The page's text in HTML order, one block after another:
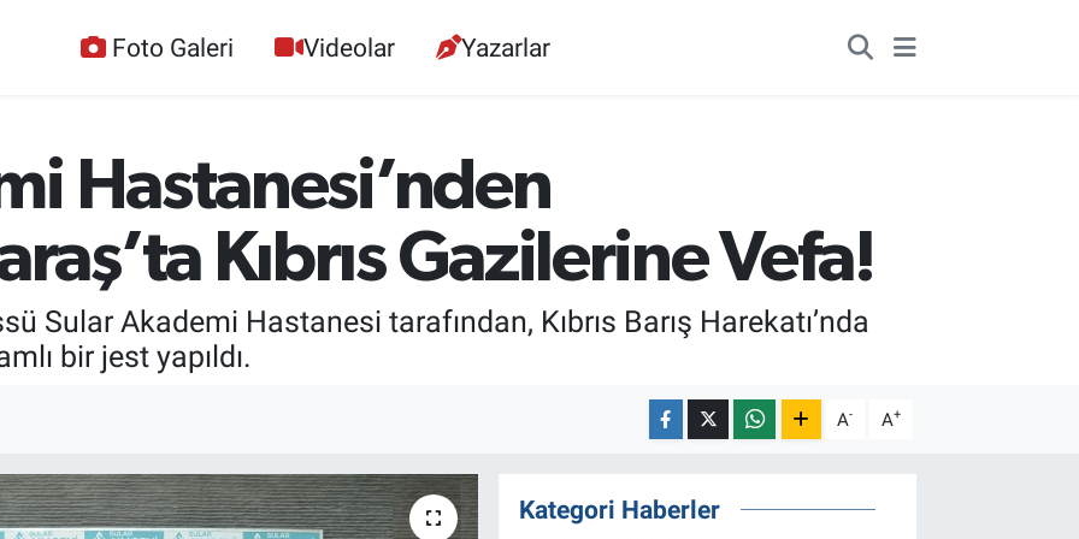
Foto Galeri Videolar Yazarlar
Hastanesi’nden
Kıbrıs Gazilerine Vefa!
Sular Akademi Hastanesi tarafından, Kıbrıs Barış Harekatı’nda
bir jest yapıldı.
A- A+
Kategori Haberler